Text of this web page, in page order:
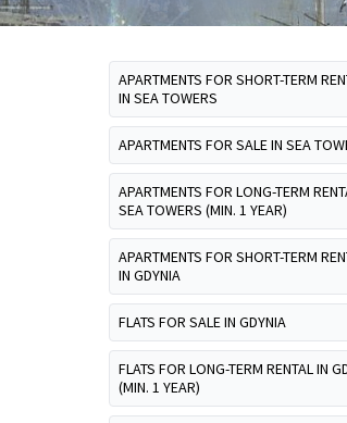
APARTMENTS FOR SHORT-TERM
IN SEA TOWERS
APARTMENTS FOR SALE IN SEA
APARTMENTS FOR LONG-TERM
SEA TOWERS (MIN. 1 YEAR)
APARTMENTS FOR SHORT-TERM
IN GDYNIA
FLATS FOR SALE IN GDYNIA
FLATS FOR LONG-TERM RENTAL IN
(MIN. 1 YEAR)